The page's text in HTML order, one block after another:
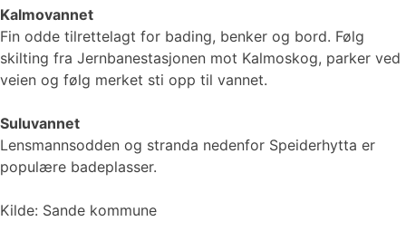
Kalmovannet
Fin odde tilrettelagt for bading, benker og bord. Følg
skilting fra Jernbanestasjonen mot Kalmoskog, parker ved
veien og følg merket sti opp til vannet.
Suluvannet
Lensmannsodden og stranda nedenfor Speiderhytta er
populære badeplasser.
Kilde: Sande kommune